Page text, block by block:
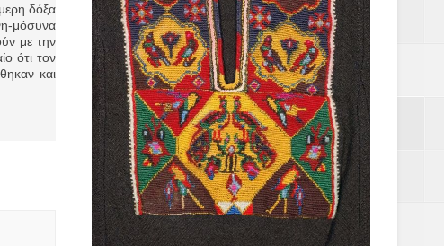
δόξα
μόσυνα
με την
ότι τον
και